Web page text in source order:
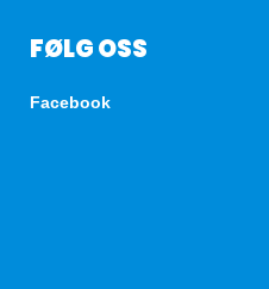
FØLG OSS
Facebook